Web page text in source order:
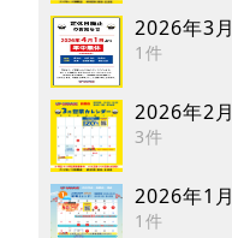
2026年3月
1件
2026年2月
3件
2026年1月
1件